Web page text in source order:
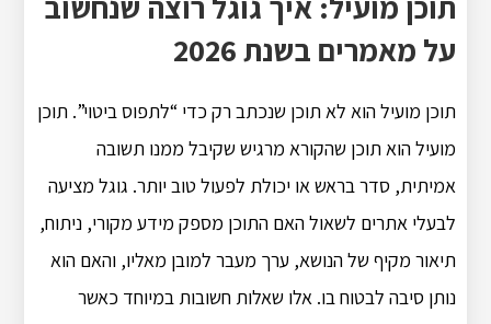
על מאמרים בשנת 2026
תוכן מועיל הוא לא תוכן שנכתב רק כדי “לתפוס ביטוי”. תוכן
מועיל הוא תוכן שהקורא מרגיש שקיבל ממנו תשובה
אמיתית, סדר בראש או יכולת לפעול טוב יותר. גוגל מציעה
לבעלי אתרים לשאול האם התוכן מספק מידע מקורי, ניתוח,
תיאור מקיף של הנושא, ערך מעבר למובן מאליו, והאם הוא
נותן סיבה לבטוח בו. אלו שאלות חשובות במיוחד כאשר